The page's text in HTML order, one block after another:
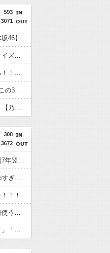
593
3071
46】
林瑠奈ちゃん、あやてぃーへの手紙でまさかのクイズｗ【乃木坂46】
弓木奈於ちゃん、賀喜遥香ちゃんの優しさを語る！！！【乃木坂46】
マジか！次週のバナナムーンゲストは5期生からこの3人が登場！！！【乃木坂46】
乃木坂の10月生まれってこんないるんだな！！！【乃木坂46】
308
3672
【ネット騒然】元ジャンポケ斉藤の妻、夫の求刑7年翌日にインスタ更新！その内容がガチでヤバすぎる…
【画像】18歳で無期懲役になったヤツ、ガチで怖すぎる…
！！
【衝撃】マツコ・デラックス「バスタオル、何日使う？」に驚がくの答え「今日は全部、本当のこと言うわ」
【衝撃】「舌を入れてきたから歯と口でブロック」「服の中に手を入れて右胸や乳首を触った」元ジャンポケ斉藤の公判の内容がヤバすぎる…